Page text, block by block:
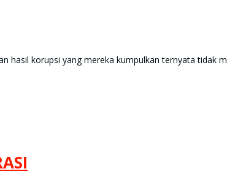
hasil korupsi yang mereka kumpulkan ternyata tidak